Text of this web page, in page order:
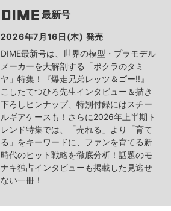
最新号
2026年7月16日(木) 発売
DIME最新号は、世界の模型・プラモデル
メーカーを大解剖する「ボクラのタミ
ヤ」特集！『爆走兄弟レッツ＆ゴー!!』
こしたてつひろ先生インタビュー＆描き
下ろしピンナップ、特別付録にはスチー
ルギアケースも！さらに2026年上半期ト
レンド特集では、「売れる」より「育て
る」をキーワードに、ファンを育てる新
時代のヒット戦略を徹底分析！話題のモ
ナキ独占インタビューも掲載した見逃せ
ない一冊！